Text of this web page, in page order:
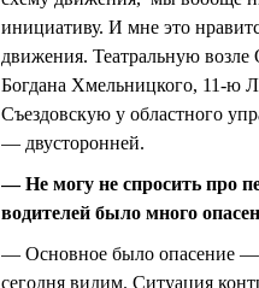
инициативу. И мне это
движения. Театральную
Богдана Хмельницкого, 11-ю
Съездовскую у областного
— двусторонней.
— Не могу не спросить про
водителей было много
— Основное было опасение —
сегодня видим. Ситуация